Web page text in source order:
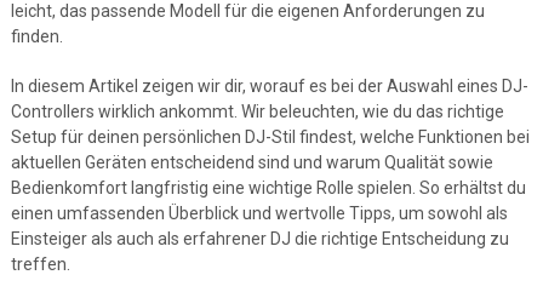
leicht, das passende Modell für die eigenen Anforderungen zu
finden.
In diesem Artikel zeigen wir dir, worauf es bei der Auswahl eines DJ-
Controllers wirklich ankommt. Wir beleuchten, wie du das richtige
Setup für deinen persönlichen DJ-Stil findest, welche Funktionen bei
aktuellen Geräten entscheidend sind und warum Qualität sowie
Bedienkomfort langfristig eine wichtige Rolle spielen. So erhältst du
einen umfassenden Überblick und wertvolle Tipps, um sowohl als
Einsteiger als auch als erfahrener DJ die richtige Entscheidung zu
treffen.